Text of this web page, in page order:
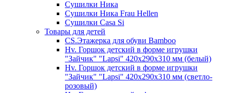
Сушилки Ника
Сушилки Ника Frau Hellen
Сушилки Сasa Si
Товары для детей
CS.Этажерка для обуви Bamboo
Hv. Горшок детский в форме игрушки
"Зайчик" "Lapsi" 420х290х310 мм (белый)
Hv. Горшок детский в форме игрушки
"Зайчик" "Lapsi" 420х290х310 мм (светло-
розовый)